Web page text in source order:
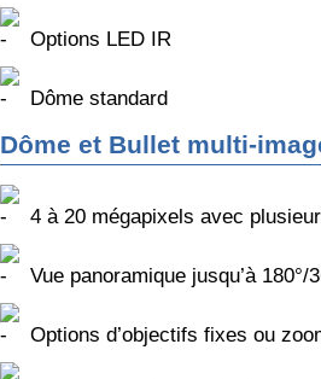
Options LED IR
Dôme standard
Dôme et Bullet multi-
4 à 20 mégapixels avec
Vue panoramique jusqu’à 180°/
Options d’objectifs fixes ou